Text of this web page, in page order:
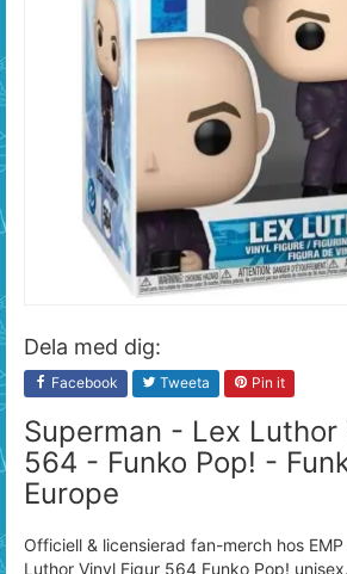
Dela med dig:
Facebook Tweeta Pin it
Superman - Lex Luthor
564 - Funko Pop! -
Europe
Officiell & licensierad fan-merch hos
Luthor Vinyl Figur 564 Funko Pop!